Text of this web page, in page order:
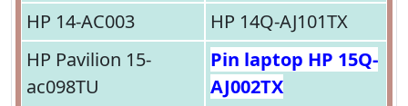
HP 14-AC003
HP 14Q-AJ101TX
HP Pavilion 15-
ac098TU
Pin laptop HP 15Q-
AJ002TX